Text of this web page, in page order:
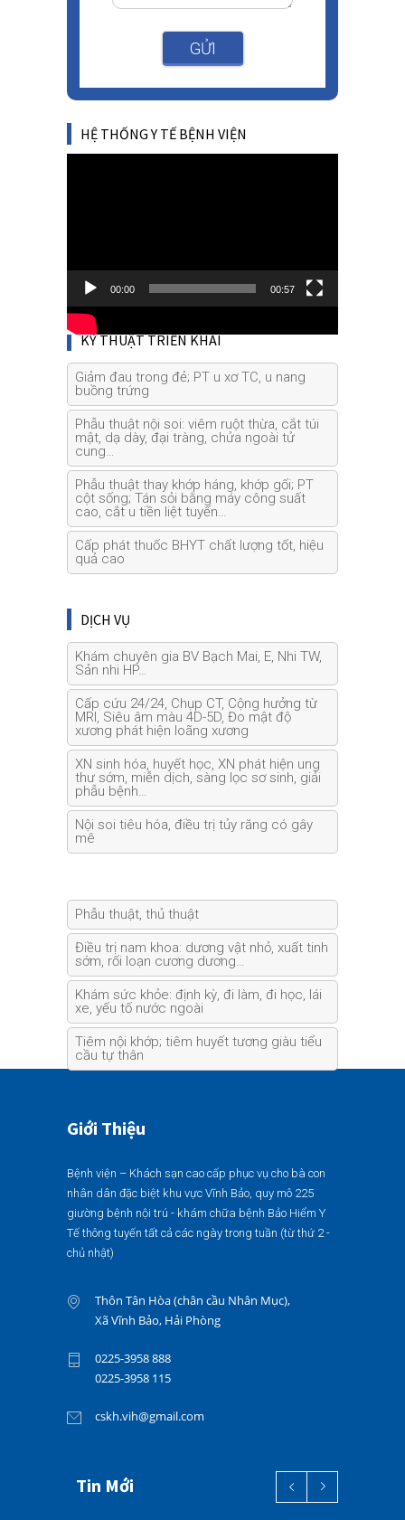
GỬI
HỆ THỐNG Y TẾ BỆNH VIỆN
00:00 00:57
KỸ THUẬT TRIỂN KHAI
Giảm đau trong đẻ; PT u xơ TC, u nang
buồng trứng
Phẫu thuật nội soi: viêm ruột thừa, cắt túi
mật, dạ dày, đại tràng, chửa ngoài tử
cung…
Phẫu thuật thay khớp háng, khớp gối; PT
cột sống; Tán sỏi bằng máy công suất
cao, cắt u tiền liệt tuyến…
Cấp phát thuốc BHYT chất lượng tốt, hiệu
quả cao
DỊCH VỤ
Khám chuyên gia BV Bạch Mai, E, Nhi TW,
Sản nhi HP…
Cấp cứu 24/24, Chụp CT, Cộng hưởng từ
MRI, Siêu âm màu 4D-5D, Đo mật độ
xương phát hiện loãng xương
XN sinh hóa, huyết học, XN phát hiện ung
thư sớm, miễn dịch, sàng lọc sơ sinh, giải
phẫu bệnh…
Nội soi tiêu hóa, điều trị tủy răng có gây
mê
Phẫu thuật, thủ thuật
Điều trị nam khoa: dương vật nhỏ, xuất tinh
sớm, rối loạn cương dương…
Khám sức khỏe: định kỳ, đi làm, đi học, lái
xe, yếu tố nước ngoài
Tiêm nội khớp; tiêm huyết tương giàu tiểu
cầu tự thân
Giới Thiệu
Bệnh viện – Khách sạn cao cấp phục vụ cho bà con
nhân dân đặc biệt khu vực Vĩnh Bảo, quy mô 225
giường bệnh nội trú - khám chữa bệnh Bảo Hiểm Y
Tế thông tuyến tất cả các ngày trong tuần (từ thứ 2 -
chủ nhật)
Thôn Tân Hòa (chân cầu Nhân Mục),
Xã Vĩnh Bảo, Hải Phòng
0225-3958 888
0225-3958 115
cskh.vih@gmail.com
Tin Mới